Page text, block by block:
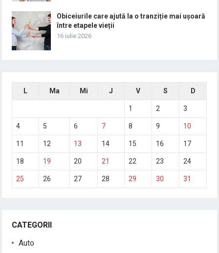
Obiceiurile care ajută la o tranziție mai ușoară
între etapele vieții
16 iulie 2026
L Ma Mi J V S D
1 2 3
4 5 6 7 8 9 10
11 12 13 14 15 16 17
18 19 20 21 22 23 24
25 26 27 28 29 30 31
CATEGORII
Auto